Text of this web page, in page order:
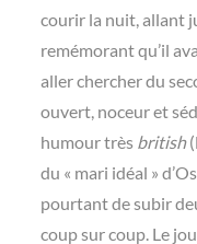
courir la nuit, allant
remémorant qu’il
aller chercher du
ouvert, noceur et
humour très british
du « mari idéal »
pourtant de subir
coup sur coup. Le